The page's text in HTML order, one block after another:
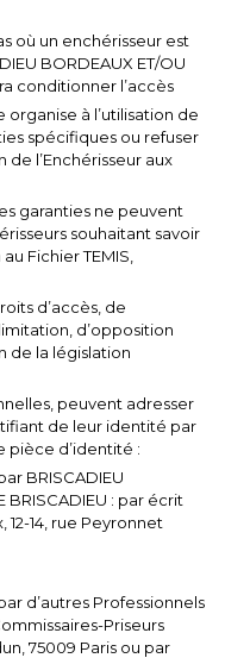
où un enchérisseur est
BORDEAUX ET/OU
conditionner l’accès
organise à l’utilisation de
spécifiques ou refuser
l’Enchérisseur aux
garanties ne peuvent
souhaitant savoir
Fichier TEMIS,
d’accès, de
d’opposition
de la législation
peuvent adresser
de leur identité par
pièce d’identité :
BRISCADIEU
BRISCADIEU : par écrit
14, rue Peyronnet
d’autres Professionnels
Priseurs
75009 Paris ou par